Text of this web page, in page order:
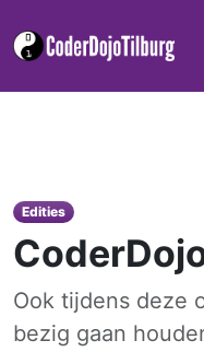
Edities
Ook tijdens deze
bezig gaan